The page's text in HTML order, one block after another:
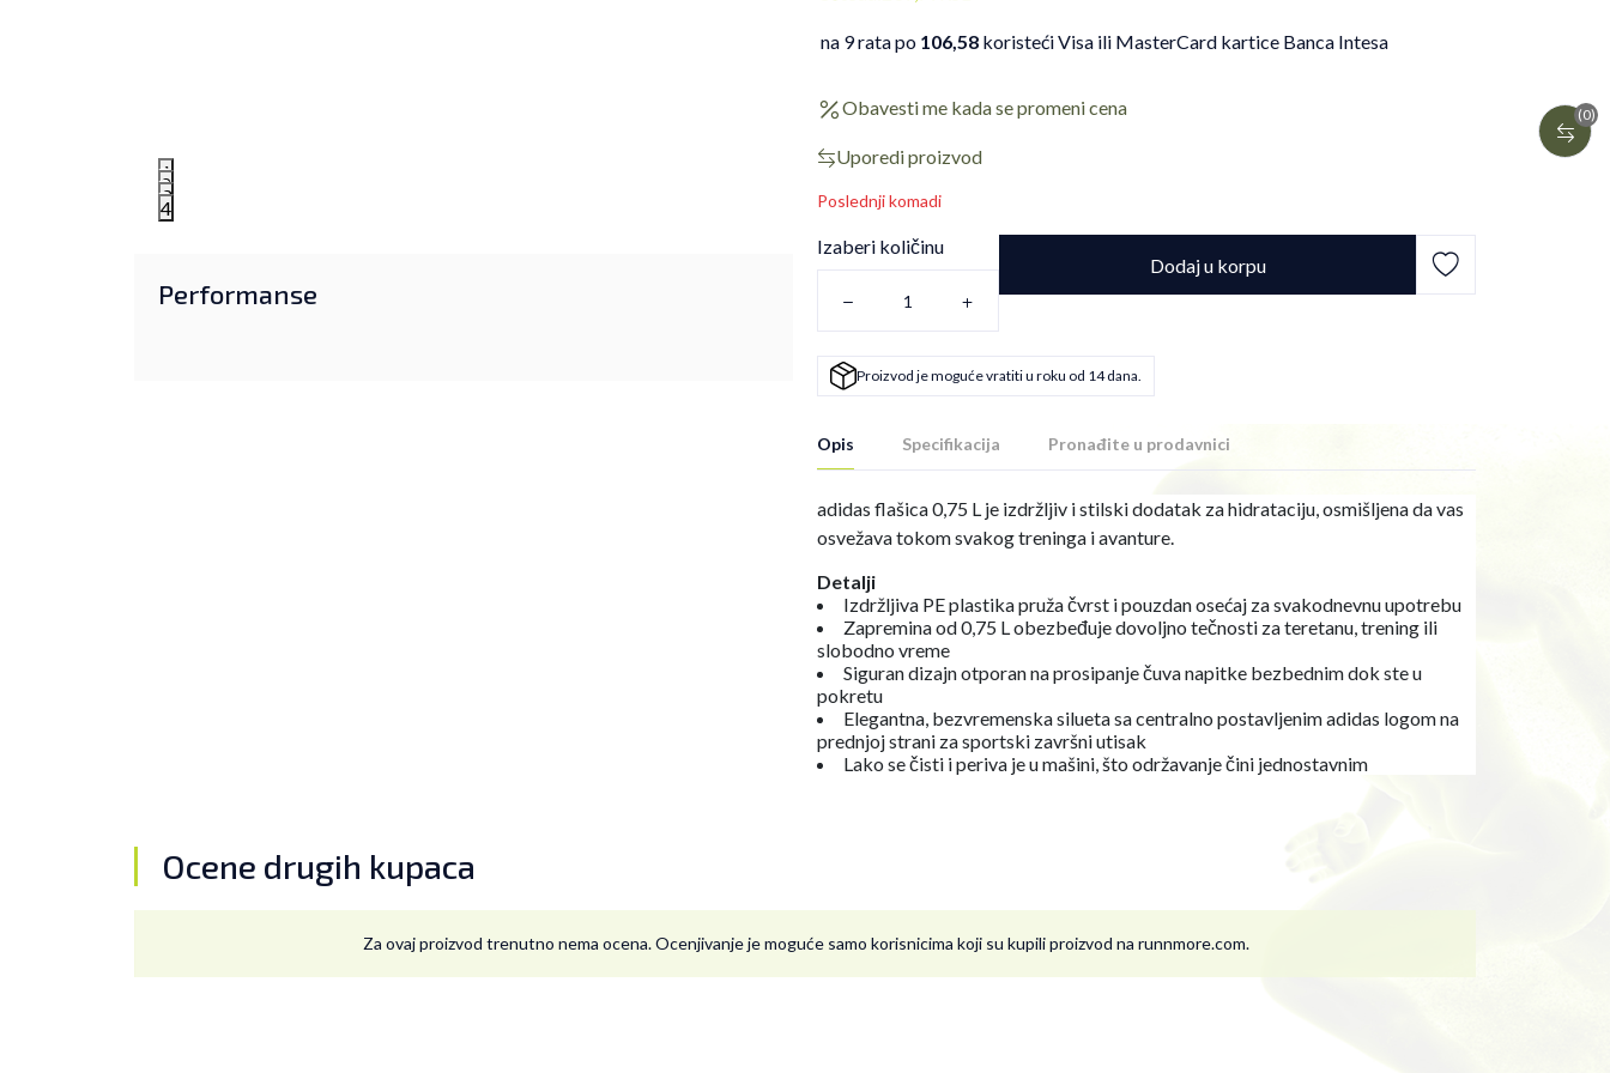
(0)
1
2
3
4
Performanse
na 9 rata po 106,58 koristeći Visa ili MasterCard kartice Banca Intesa
Obavesti me kada se promeni cena
Uporedi proizvod
Poslednji komadi
Izaberi količinu
Dodaj u korpu
Proizvod je moguće vratiti u roku od 14 dana.
Opis Specifikacija Pronađite u prodavnici
adidas flašica 0,75 L je izdržljiv i stilski dodatak za hidrataciju, osmišljena da vas
osvežava tokom svakog treninga i avanture.
Detalji
Izdržljiva PE plastika pruža čvrst i pouzdan osećaj za svakodnevnu upotrebu
Zapremina od 0,75 L obezbeđuje dovoljno tečnosti za teretanu, trening ili
slobodno vreme
Siguran dizajn otporan na prosipanje čuva napitke bezbednim dok ste u
pokretu
Elegantna, bezvremenska silueta sa centralno postavljenim adidas logom na
prednjoj strani za sportski završni utisak
Lako se čisti i periva je u mašini, što održavanje čini jednostavnim
Ocene drugih kupaca
Za ovaj proizvod trenutno nema ocena. Ocenjivanje je moguće samo korisnicima koji su kupili proizvod na runnmore.com.